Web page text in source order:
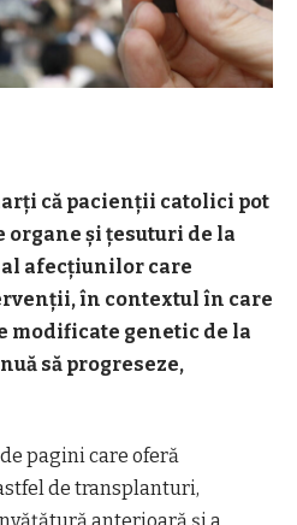
că pacienţii catolici pot
şi ţesuturi de la
afecţiunilor care
în contextul în care
modificate genetic de la
să progreseze,
pagini care oferă
de transplanturi,